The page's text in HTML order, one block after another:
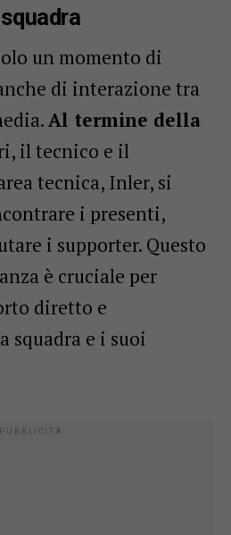
un momento di
di interazione tra
Al termine della
il tecnico e il
tecnica, Inler, si
i presenti,
i supporter. Questo
è cruciale per
diretto e
squadra e i suoi